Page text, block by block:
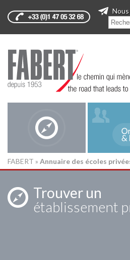
FABERT » Annuaire des écoles
Trouver un
établissement